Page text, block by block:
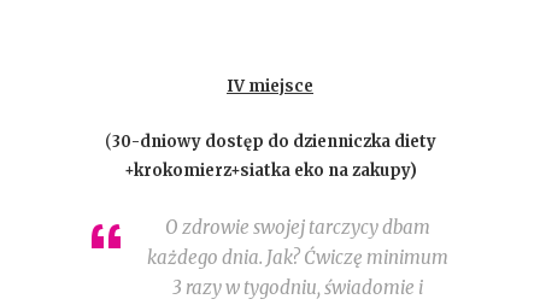
IV miejsce
(30-dniowy dostęp do dzienniczka diety
+krokomierz+siatka eko na zakupy)
O zdrowie swojej tarczycy dbam
każdego dnia. Jak? Ćwiczę minimum
3 razy w tygodniu, świadomie i